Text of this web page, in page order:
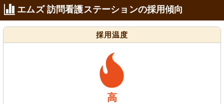
エムズ 訪問看護ステーションの採用傾向
採用温度
高